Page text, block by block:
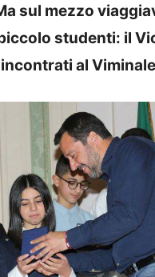
sul mezzo
studenti: il
al